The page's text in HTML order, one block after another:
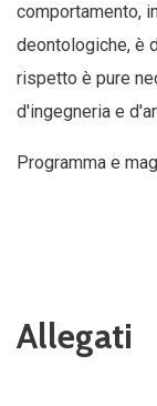
comportamento,
deontologiche, è
rispetto è pure
d'ingegneria e
Programma e
Allegati